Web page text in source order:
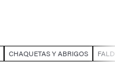
CHAQUETAS Y ABRIGOS